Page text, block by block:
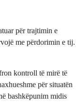
për trajtimin e
me përdorimin e tij.
kontroll të mirë të
për situatën
bashkëpunim midis